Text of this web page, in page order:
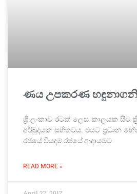
ණය උපකරණ
ශ්‍රී ලංකාව රටක් ලෙස කාලයක සිට
අර්බුදයක් සහිතවය. එයට ප්‍රධාන
රජයේ වියදම රජයේ ආදායමට
READ MORE »